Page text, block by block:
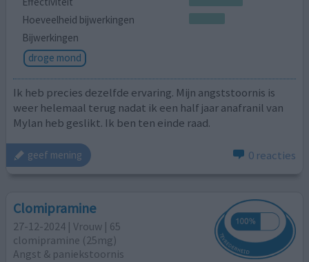
Hoeveelheid bijwerkingen
Bijwerkingen
droge mond
Ik heb precies dezelfde ervaring. Mijn angststoornis is
weer helemaal terug nadat ik een half jaar anafranil van
Mylan heb geslikt. Ik ben ten einde raad.
geef mening 0 reacties
Clomipramine
27-12-2024 | Vrouw | 65
clomipramine (25mg)
Angst & paniekstoornis